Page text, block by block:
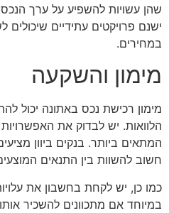
שהן עשויות להשפיע על ערך
ישנם פרויקטים עתידיים שיכולים
במחירים.
מימון והשקעה
מימון רכישת נכס באתונה יכול
הלוואות. יש לבדוק את
המתאים ביותר. בנקים ביוון
חשוב להשוות בין התנאים
כמו כן, יש לקחת בחשבון את
במיוחד אם מתכוונים להשכיר אותו.